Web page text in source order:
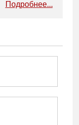
Подробнее...